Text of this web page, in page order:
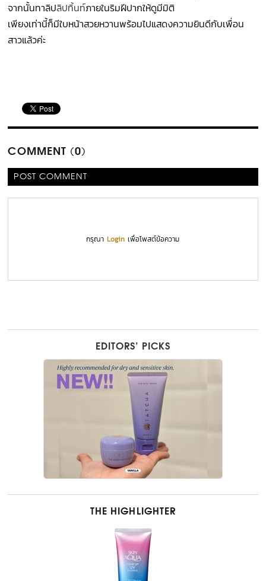
จากนั้นทาลิปลิปทิ้นท์ภายในริมฝีปากให้ดูมีมิติ
เพียงเท่านี้ก็มีใบหน้าสวยหวานพร้อมไปแสดงความยินดีกับเพื่อน
สาวแล้วค่ะ
COMMENT (0)
POST COMMENT
กรุณาLogin เพื่อโพสต์ข้อความ
EDITORS’ PICKS
THE HIGHLIGHTER